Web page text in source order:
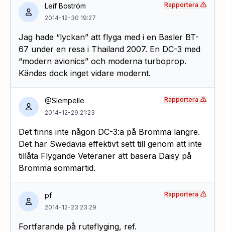
Leif Boström
2014-12-30 19:27
Jag hade “lyckan” att flyga med i en Basler BT-
67 under en resa i Thailand 2007. En DC-3 med
“modern avionics” och moderna turboprop.
Kändes dock inget vidare modernt.
Rapportera
@Slempelle
2014-12-29 21:23
Det finns inte någon DC-3:a på Bromma längre.
Det har Swedavia effektivt sett till genom att inte
tillåta Flygande Veteraner att basera Daisy på
Bromma sommartid.
Rapportera
pf
2014-12-23 23:29
Fortfarande på ruteflyging, ref.
Rapportera